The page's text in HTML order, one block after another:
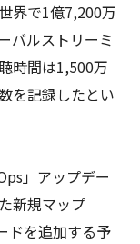
界で1億7,200万
バルストリーミ
時間は1,500万
を記録したとい
」アップデー
新規マップ
ドを追加する予